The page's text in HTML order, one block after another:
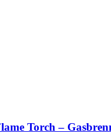
Torch –